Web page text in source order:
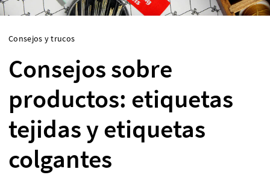
Consejos y trucos
Consejos sobre
productos: etiquetas
tejidas y etiquetas
colgantes